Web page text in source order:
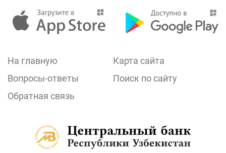
На главную
Карта сайта
Вопросы-ответы
Поиск по сайту
Обратная связь